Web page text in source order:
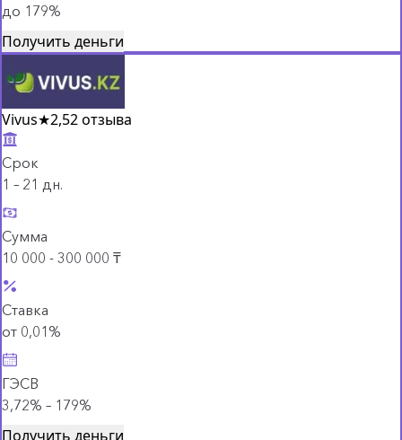
до 179%
Получить деньги
Vivus★2,52 отзыва
Срок
1 – 21 дн.
Сумма
10 000 - 300 000 ₸
Ставка
от 0,01%
ГЭСВ
3,72% – 179%
Получить деньги